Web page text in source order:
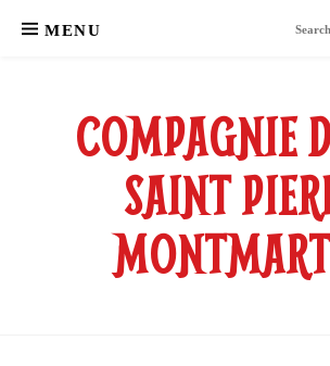
MENU
COMPAGNIE
SAINT